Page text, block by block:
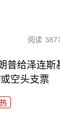
阅读
普给泽连斯
或空头支票